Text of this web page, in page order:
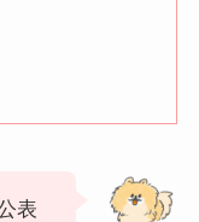
表